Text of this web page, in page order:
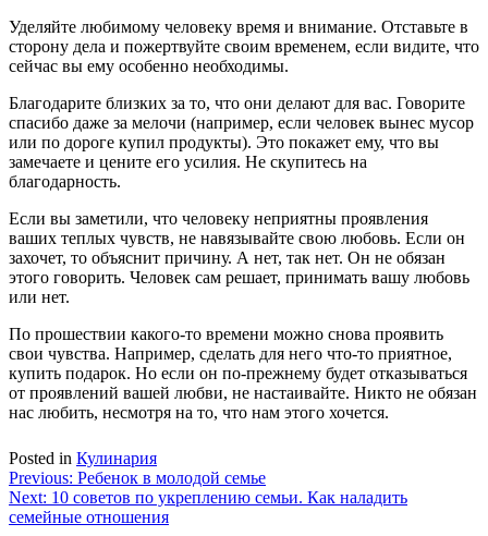
Уделяйте любимому человеку время и внимание. Отставьте в
сторону дела и пожертвуйте своим временем, если видите, что
сейчас вы ему особенно необходимы.
Благодарите близких за то, что они делают для вас. Говорите
спасибо даже за мелочи (например, если человек вынес мусор
или по дороге купил продукты). Это покажет ему, что вы
замечаете и цените его усилия. Не скупитесь на
благодарность.
Если вы заметили, что человеку неприятны проявления
ваших теплых чувств, не навязывайте свою любовь. Если он
захочет, то объяснит причину. А нет, так нет. Он не обязан
этого говорить. Человек сам решает, принимать вашу любовь
или нет.
По прошествии какого-то времени можно снова проявить
свои чувства. Например, сделать для него что-то приятное,
купить подарок. Но если он по-прежнему будет отказываться
от проявлений вашей любви, не настаивайте. Никто не обязан
нас любить, несмотря на то, что нам этого хочется.
Posted in Кулинария
Навигация
по
Previous: Ребенок в молодой семье
Next: 10 советов по укреплению семьи. Как наладить
семейные отношения